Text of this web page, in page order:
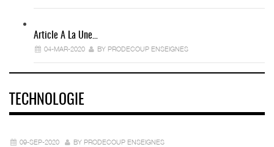
Article A La Une…
04-MAR-2020 BY PRODECOUP ENSEIGNES
TECHNOLOGIE
09-SEP-2020 BY PRODECOUP ENSEIGNES